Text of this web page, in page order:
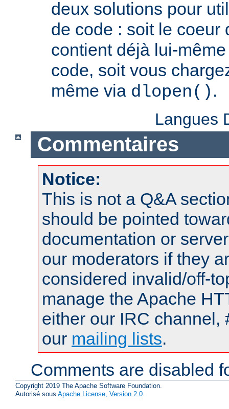
deux solutions pour
de code : soit le coeur
contient déjà lui-
code, soit vous
même via dlopen() .
Langues
Commentaires
Notice:
This is not a Q&A
should be pointed
documentation or
our moderators if they
considered invalid/off-
manage the Apache
either our IRC channel,
our mailing lists.
Comments are disabled
Copyright 2019 The Apache Software Foundation.
Autorisé sous Apache License, Version 2.0